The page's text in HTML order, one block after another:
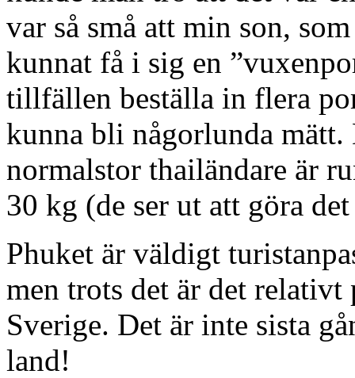
var så små att min son,
kunnat få i sig en
tillfällen beställa in flera
kunna bli någorlunda
normalstor thailändare är
30 kg (de ser ut att göra
Phuket är väldigt
men trots det är det
Sverige. Det är inte sista
land!